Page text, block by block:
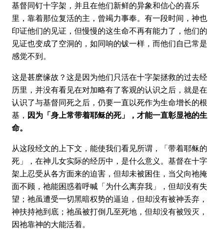
基督同钉十字架，并且在他们新鲜的异象和信心的喜乐
里，靠着那位复活的主，曾竭力事奉。有一段时间，神也
印证他们的见证，但慢慢的这生命不再有能力了，他们的
见证也变成了空洞的，如同响的钹一样，而他们自已常是
感觉不到。
这是甚麽缘故？这是因为他们只活在十字架拯救的过去经
历里，并没有看见在对加略有了客观的认识之后，就是在
认识了与基督同死之后，仍要一直以死作为生命增长的根
基， 因为「身上常带着耶稣的死」，才能一直彰显祂的生
命。
从这段经文的上下文，能使我们看见所谓，「带着耶稣的
死」，在神儿女实际的经历中，是什么意义。基督在十字
架上忍受从各方面来的迫害，但却未被困住，当父向祂掩
面不顾，祂能困惑着呼喊「为什么离弃我」，但却没有失
望；祂虽遭受一切黑暗权势的逼迫，但却没有被神丢弃，
神扶持祂到底；祂虽被打倒几至死地，但却没有被毁灭，
因祂靠神的大能活着。